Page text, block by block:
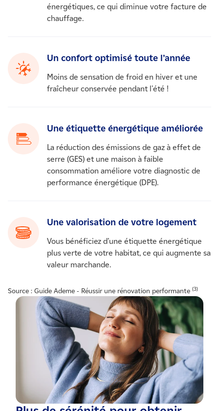
énergétiques, ce qui diminue votre facture de
chauffage.
Un confort optimisé toute l’année
Moins de sensation de froid en hiver et une
fraîcheur conservée pendant l'été !
Une étiquette énergétique améliorée
La réduction des émissions de gaz à effet de
serre (GES) et une maison à faible
consommation améliore votre diagnostic de
performance énergétique (DPE).
Une valorisation de votre logement
Vous bénéficiez d’une étiquette énergétique
plus verte de votre habitat, ce qui augmente sa
valeur marchande.
Source : Guide Ademe - Réussir une rénovation performante (3)